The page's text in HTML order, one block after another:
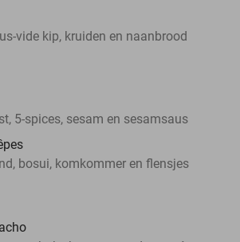
vide kip, kruiden en naanbrood
5-spices, sesam en sesamsaus
bosui, komkommer en flensjes